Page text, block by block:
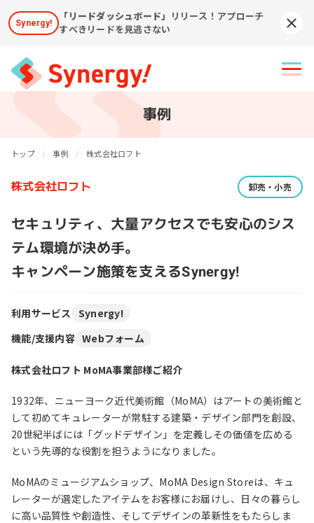
Synergy!
「リードダッシュボード」
リリース！アプローチ
すべきリードを見逃さない
事例
トップ 事例 株式会社ロフト
株式会社ロフト 卸売・小売
セキュリティ、大量アクセスでも安心のシス
テム環境が決め手。
キャンペーン施策を支えるSynergy!
利用サービス Synergy!
機能/支援内容 Webフォーム
株式会社ロフト MoMA事業部様ご紹介
1932年、ニューヨーク近代美術館（MoMA）はアートの美術館と
して初めてキュレーターが常駐する建築・デザイン部門を創設、
20世紀半ばには「グッドデザイン」を定義しその価値を広める
という先導的な役割を担うようになりました。
MoMAのミュージアムショップ、MoMA Design Storeは、キュ
レーターが選定したアイテムをお客様にお届けし、日々の暮らし
に高い品質性や創造性、そしてデザインの革新性をもたらしま